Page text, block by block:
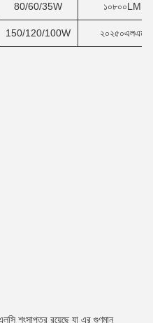
80/60/35W ১০৮০০LM
150/120/100W ২০২৫০এলএম
শংসাপত্র রয়েছে যা এর গুণমান